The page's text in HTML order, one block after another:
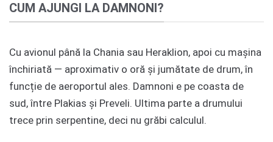
CUM AJUNGI LA DAMNONI?
Cu avionul până la Chania sau Heraklion, apoi cu mașina
închiriată — aproximativ o oră și jumătate de drum, în
funcție de aeroportul ales. Damnoni e pe coasta de
sud, între Plakias și Preveli. Ultima parte a drumului
trece prin serpentine, deci nu grăbi calculul.